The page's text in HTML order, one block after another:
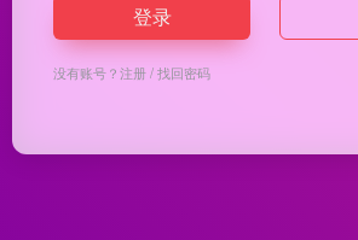
登录
没有账号？注册/找回密码